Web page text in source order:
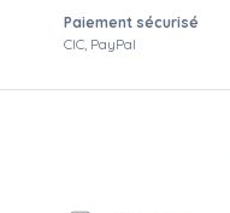
Paiement sécurisé
CIC, PayPal